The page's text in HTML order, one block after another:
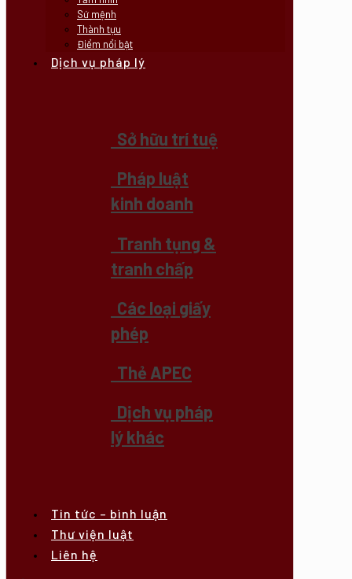
Sứ mệnh
Thành tựu
Điểm nổi bật
Dịch vụ pháp lý
Sở hữu trí tuệ
Pháp luật
kinh doanh
Tranh tụng &
tranh chấp
Các loại giấy
phép
Thẻ APEC
Dịch vụ pháp
lý khác
Tin tức – bình luận
Thư viện luật
Liên hệ